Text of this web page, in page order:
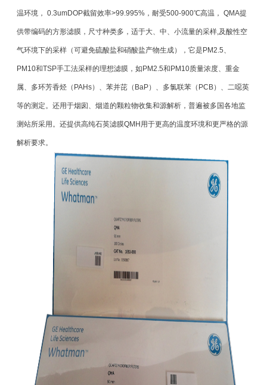
温环境， 0.3umDOP截留效率>99.995%，耐受500-900℃高温， QMA提
供带编码的方形滤膜，尺寸种类多，适于大、中、小流量的采样,及酸性空
气环境下的采样（可避免硫酸盐和硝酸盐产物生成），它是PM2.5、
PM10和TSP手工法采样的理想滤膜，如PM2.5和PM10质量浓度、重金
属、多环芳香烃（PAHs）、苯并芘（BaP）、多氯联苯（PCB）、二噁英
等的测定。还用于烟囱、烟道的颗粒物收集和源解析，普遍被多国各地监
测站所采用。还提供高纯石英滤膜QMH用于更高的温度环境和更严格的源
解析要求。